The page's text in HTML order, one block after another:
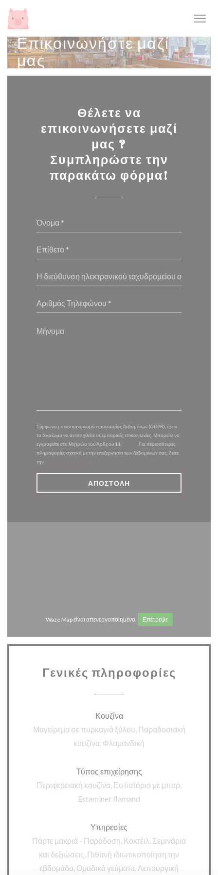
Πίνακας διαχείρισης "Μπισκότων" (Cookies)
Επικοινωνήστε μαζί
μας
Θέλετε να
επικοινωνήσετε μαζί
μας ?
Συμπληρώστε την
παρακάτω φόρμα!
Σύμφωνα με τον κανονισμό προστασίας δεδομένων (GDPR), έχετε
το δικαίωμα να αντιταχθείτε σε εμπορικές επικοινωνίες. Μπορείτε να
εγγραφείτε στο Μητρώο του Άρθρου 11:
. Για περισσότερες
πληροφορίες σχετικά με την επεξεργασία των δεδομένων σας, δείτε
την
Waze Map είναι απενεργοποιημένο. Επέτρεψε
Γενικές πληροφορίες
Κουζίνα
Μαγείρεμα σε πυρκαγιά ξύλου, Παραδοσιακή
κουζίνα, Φλαμανδική
Τύπος επιχείρησης
Περιφερειακή κουζίνα, Εστιατόριο με μπαρ,
Estaminet flamand
Υπηρεσίες
Πάρτε μακριά - Παράδοση, Κοκτέιλ, Σεμινάρια
και δεξιώσεις, Πιθανή ιδιωτικοποίηση την
εβδομάδα, Ομαδικά γεύματα, Λειτουργική